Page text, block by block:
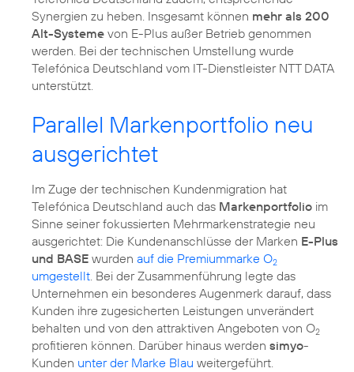
Synergien zu heben. Insgesamt können mehr als 200
Alt-Systeme von E-Plus außer Betrieb genommen
werden. Bei der technischen Umstellung wurde
Telefónica Deutschland vom IT-Dienstleister NTT DATA
unterstützt.
Parallel Markenportfolio neu
ausgerichtet
Im Zuge der technischen Kundenmigration hat
Telefónica Deutschland auch das Markenportfolio im
Sinne seiner fokussierten Mehrmarkenstrategie neu
ausgerichtet: Die Kundenanschlüsse der Marken E-Plus
und BASE wurden auf die Premiummarke O2
umgestellt. Bei der Zusammenführung legte das
Unternehmen ein besonderes Augenmerk darauf, dass
Kunden ihre zugesicherten Leistungen unverändert
behalten und von den attraktiven Angeboten von O2
profitieren können. Darüber hinaus werden simyo-
Kunden unter der Marke Blau weitergeführt.